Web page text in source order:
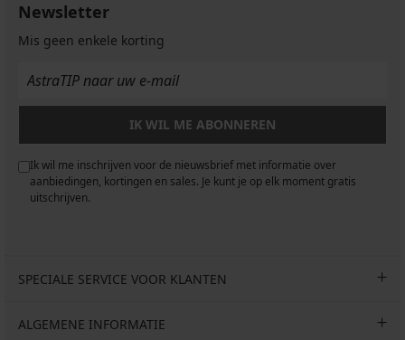
Newsletter
Mis geen enkele korting
IK WIL ME ABONNEREN
Ik wil me inschrijven voor de nieuwsbrief met informatie over
aanbiedingen, kortingen en sales. Je kunt je op elk moment gratis
uitschrijven.
SPECIALE SERVICE VOOR KLANTEN
ALGEMENE INFORMATIE